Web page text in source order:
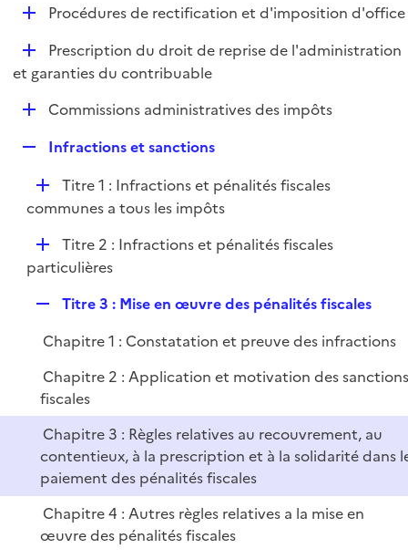
r
D
l
Procédures de rectification et d'imposition d'office
D
é
r
Prescription du droit de reprise de l'administration
et garanties du contribuable
D
l
i
e
r
Commissions administratives des impôts
p
l
i
e
r
Infractions et sanctions
D
é
i
Titre 1 : Infractions et pénalités fiscales
communes a tous les impôts
D
é
i
e
r
Titre 2 : Infractions et pénalités fiscales
particulières
p
l
e
r
Titre 3 : Mise en œuvre des pénalités fiscales
Chapitre 1 : Constatation et preuve des infractions
Chapitre 2 : Application et motivation des
fiscales
Chapitre 3 : Règles relatives au recouvrement, au
contentieux, à la prescription et à la solidarité dans
paiement des pénalités fiscales
Chapitre 4 : Autres règles relatives a la mise en
œuvre des pénalités fiscales